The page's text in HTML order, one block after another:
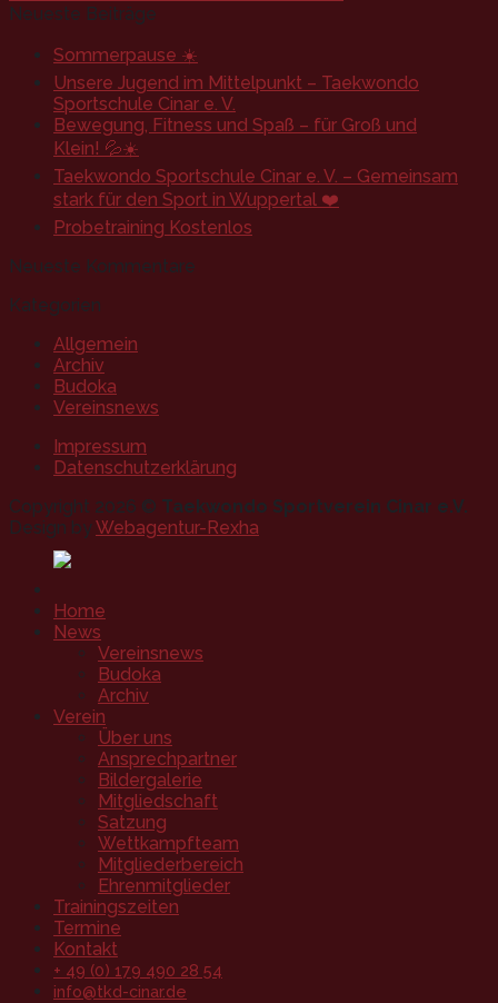
Neueste Beiträge
Sommerpause ☀️
Unsere Jugend im Mittelpunkt – Taekwondo
Sportschule Cinar e. V.
Bewegung, Fitness und Spaß – für Groß und
Klein! 💦☀️
Taekwondo Sportschule Cinar e. V. – Gemeinsam
stark für den Sport in Wuppertal ❤️
Probetraining Kostenlos
Neueste Kommentare
Kategorien
Allgemein
Archiv
Budoka
Vereinsnews
Impressum
Datenschutzerklärung
Copyright 2026 © Taekwondo Sportverein Cinar e.V.
Design byWebagentur-Rexha
Home
News
Vereinsnews
Budoka
Archiv
Verein
Über uns
Ansprechpartner
Bildergalerie
Mitgliedschaft
Satzung
Wettkampfteam
Mitgliederbereich
Ehrenmitglieder
Trainingszeiten
Termine
Kontakt
+ 49 (0) 179 490 28 54
info@tkd-cinar.de